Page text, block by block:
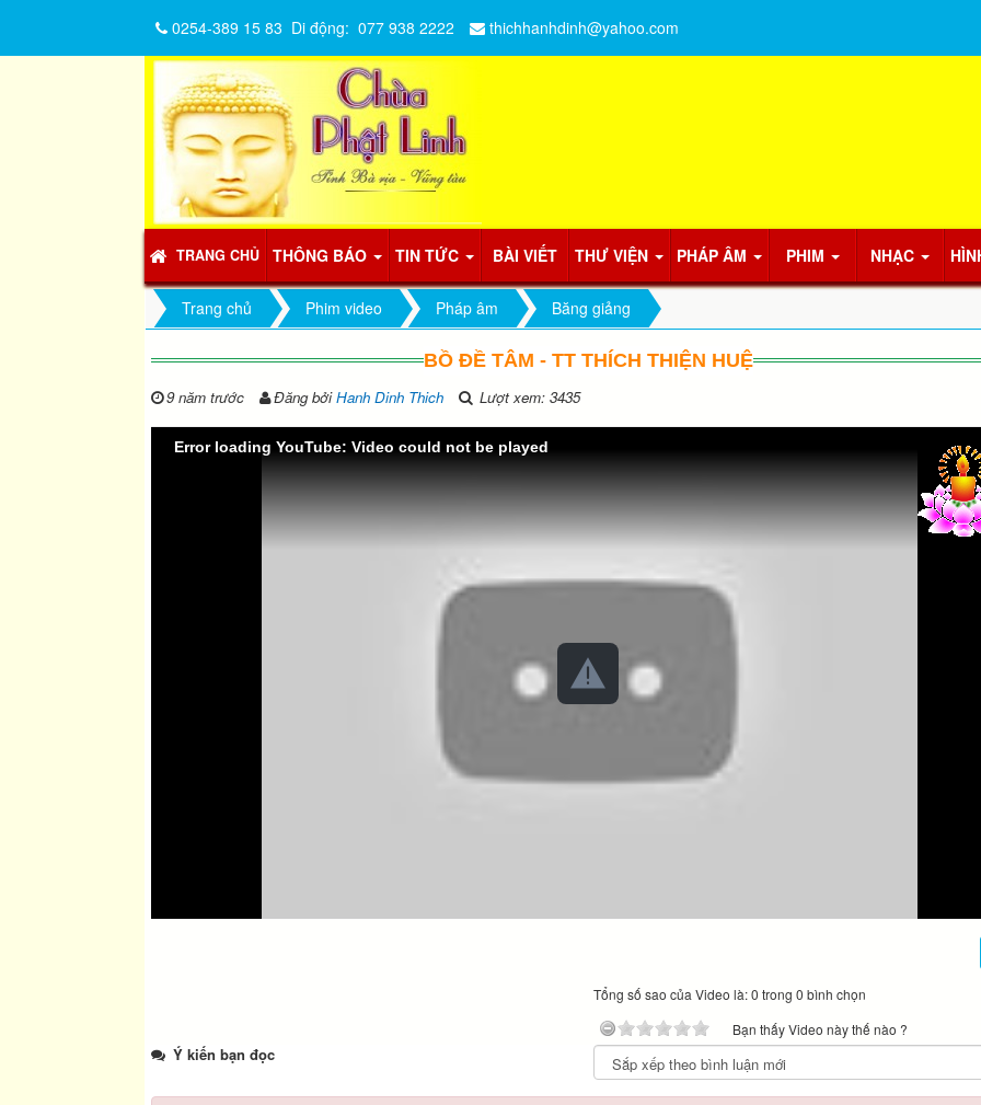
TRANG CHỦ THÔNG BÁO TIN TỨC BÀI VIẾT THƯ VIỆN PHÁP ÂM PHIM NHẠC
0254-389 15 83 Di động: 077 938 2222 thichhanhdinh@yahoo.com
Trang chủ Phim video Pháp âm Băng giảng
BỒ ĐỀ TÂM - TT THÍCH THIỆN HUỆ
9 năm trước Đăng bởiHanh Dinh Thich Lượt xem: 3435
Error loading YouTube: Video could not be played
Tổng số sao của Video là: 0 trong 0 bình chọn
Bạn thấy Video này thế nào ?
Ý kiến bạn đọc